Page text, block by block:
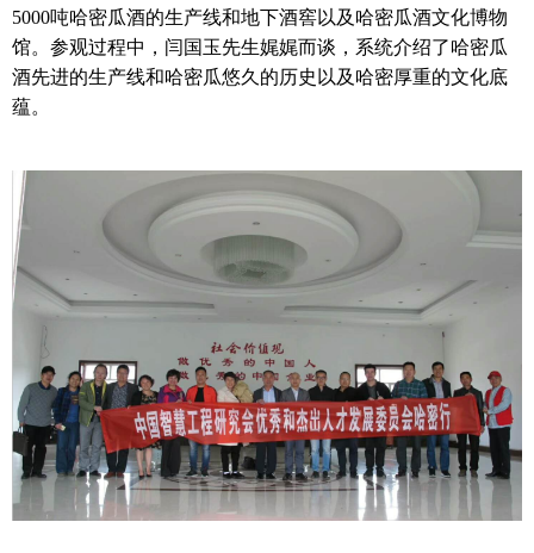
5000吨哈密瓜酒的生产线和地下酒窖以及哈密瓜酒文化博物
馆。参观过程中，闫国玉先生娓娓而谈，系统介绍了哈密瓜
酒先进的生产线和哈密瓜悠久的历史以及哈密厚重的文化底
蕴。